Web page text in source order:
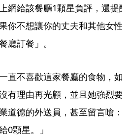
網給該餐廳1顆星負評，還提
你不想讓你的丈夫和其他女性
廳訂餐」。
直不喜歡這家餐廳的食物，如
有理由再光顧，並且她強烈要
道德的外送員，甚至留言嗆：
0顆星。」